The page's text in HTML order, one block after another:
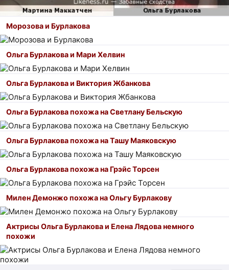
Морозова и Бурлакова
Ольга Бурлакова и Мари Хелвин
Ольга Бурлакова и Виктория Жбанкова
Ольга Бурлакова похожа на Светлану Бельскую
Ольга Бурлакова похожа на Ташу Маяковскую
Ольга Бурлакова похожа на Грэйс Торсен
Милен Демонжо похожа на Ольгу Бурлакову
Актрисы Ольга Бурлакова и Елена Лядова немного
похожи